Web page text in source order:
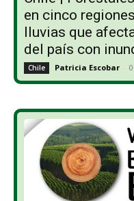
en cinco
lluvias que
del país con
Chile Patricia Escobar -